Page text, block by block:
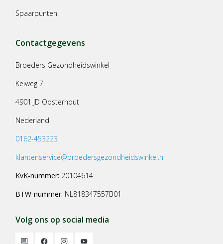
Spaarpunten
Contactgegevens
Broeders Gezondheidswinkel
Keiweg 7
4901 JD Oosterhout
Nederland
0162-453223
klantenservice@broedersgezondheidswinkel.nl
KvK-nummer: 20104614
BTW-nummer: NL818347557B01
Volg ons op social media